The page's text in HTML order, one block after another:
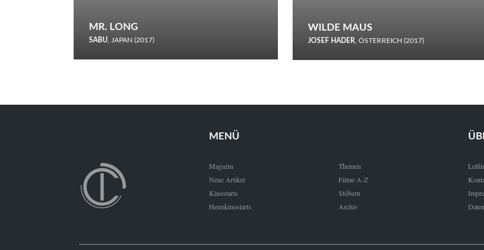
MR. LONG
SABU, JAPAN (2017)
den Wettbewerb.
WILDE MAUS
JOSEF HADER, ÖSTERREICH (2017)
Schnee.
MENÜ
Magazin
Neue Artikel
Kinostarts
Heimkinostarts
Themen
Filme A-Z
Stöbern
Archiv